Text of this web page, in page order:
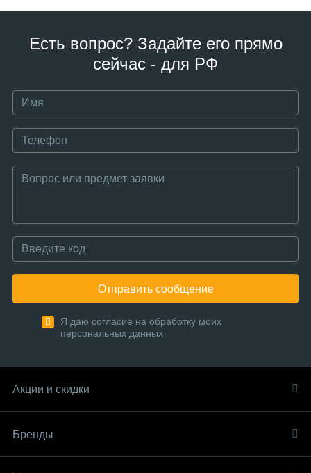
Есть вопрос? Задайте его прямо
сейчас - для РФ
Отправить сообщение
Я даю согласие на обработку моих
персональных данных
Акции и скидки
Бренды